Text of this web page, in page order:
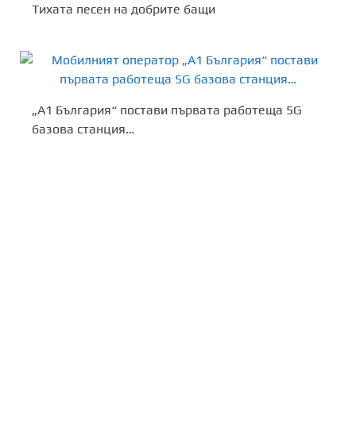
Тихата песен на добрите бащи
„А1 България“ постави първата работеща 5G
базова станция…